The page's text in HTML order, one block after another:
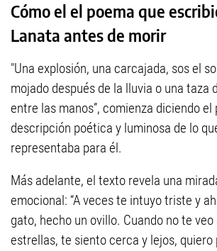
Cómo el el poema que
Lanata antes de morir
"Una explosión, una carcajada, sos el
mojado después de la lluvia o una taza
entre las manos”, comienza diciendo el
descripción poética y luminosa de lo
representaba para él.
Más adelante, el texto revela una
emocional: “A veces te intuyo triste y
gato, hecho un ovillo. Cuando no te
estrellas, te siento cerca y lejos, quiero